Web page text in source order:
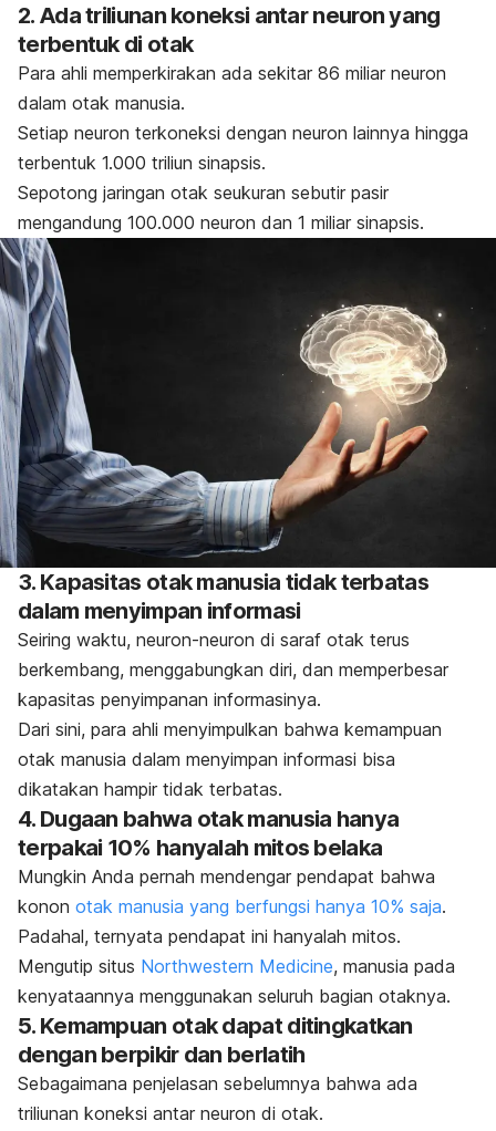
2. Ada triliunan koneksi antar neuron yang
terbentuk di otak
Para ahli memperkirakan ada sekitar 86 miliar neuron
dalam otak manusia.
Setiap neuron terkoneksi dengan neuron lainnya hingga
terbentuk 1.000 triliun sinapsis.
Sepotong jaringan otak seukuran sebutir pasir
mengandung 100.000 neuron dan 1 miliar sinapsis.
3. Kapasitas otak manusia tidak terbatas
dalam menyimpan informasi
Seiring waktu, neuron-neuron di saraf otak terus
berkembang, menggabungkan diri, dan memperbesar
kapasitas penyimpanan informasinya.
Dari sini, para ahli menyimpulkan bahwa kemampuan
otak manusia dalam menyimpan informasi bisa
dikatakan hampir tidak terbatas.
4. Dugaan bahwa otak manusia hanya
terpakai 10% hanyalah mitos belaka
Mungkin Anda pernah mendengar pendapat bahwa
konon otak manusia yang berfungsi hanya 10% saja.
Padahal, ternyata pendapat ini hanyalah mitos.
Mengutip situs Northwestern Medicine, manusia pada
kenyataannya menggunakan seluruh bagian otaknya.
5. Kemampuan otak dapat ditingkatkan
dengan berpikir dan berlatih
Sebagaimana penjelasan sebelumnya bahwa ada
triliunan koneksi antar neuron di otak.